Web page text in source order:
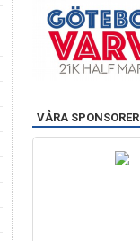
VÅRA SPONSORER